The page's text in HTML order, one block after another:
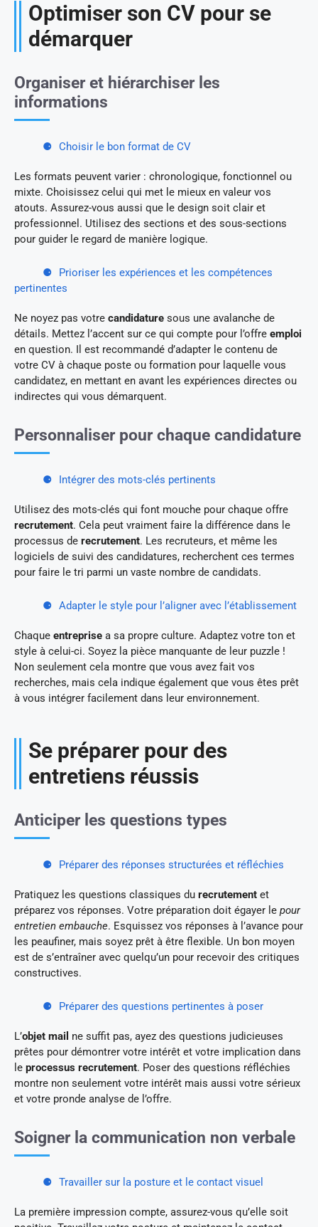
Optimiser son CV pour se
démarquer
Organiser et hiérarchiser les
informations
Choisir le bon format de CV
Les formats peuvent varier : chronologique, fonctionnel ou
mixte. Choisissez celui qui met le mieux en valeur vos
atouts. Assurez-vous aussi que le design soit clair et
professionnel. Utilisez des sections et des sous-sections
pour guider le regard de manière logique.
Prioriser les expériences et les compétences
pertinentes
Ne noyez pas votre candidature sous une avalanche de
détails. Mettez l’accent sur ce qui compte pour l’offre emploi
en question. Il est recommandé d’adapter le contenu de
votre CV à chaque poste ou formation pour laquelle vous
candidatez, en mettant en avant les expériences directes ou
indirectes qui vous démarquent.
Personnaliser pour chaque candidature
Intégrer des mots-clés pertinents
Utilisez des mots-clés qui font mouche pour chaque offre
recrutement. Cela peut vraiment faire la différence dans le
processus de recrutement. Les recruteurs, et même les
logiciels de suivi des candidatures, recherchent ces termes
pour faire le tri parmi un vaste nombre de candidats.
Adapter le style pour l’aligner avec l’établissement
Chaque entreprise a sa propre culture. Adaptez votre ton et
style à celui-ci. Soyez la pièce manquante de leur puzzle !
Non seulement cela montre que vous avez fait vos
recherches, mais cela indique également que vous êtes prêt
à vous intégrer facilement dans leur environnement.
Se préparer pour des
entretiens réussis
Anticiper les questions types
Préparer des réponses structurées et réfléchies
Pratiquez les questions classiques du recrutement et
préparez vos réponses. Votre préparation doit égayer le pour
entretien embauche. Esquissez vos réponses à l’avance pour
les peaufiner, mais soyez prêt à être flexible. Un bon moyen
est de s’entraîner avec quelqu’un pour recevoir des critiques
constructives.
Préparer des questions pertinentes à poser
L’objet mail ne suffit pas, ayez des questions judicieuses
prêtes pour démontrer votre intérêt et votre implication dans
le processus recrutement. Poser des questions réfléchies
montre non seulement votre intérêt mais aussi votre sérieux
et votre pronde analyse de l’offre.
Soigner la communication non verbale
Travailler sur la posture et le contact visuel
La première impression compte, assurez-vous qu’elle soit